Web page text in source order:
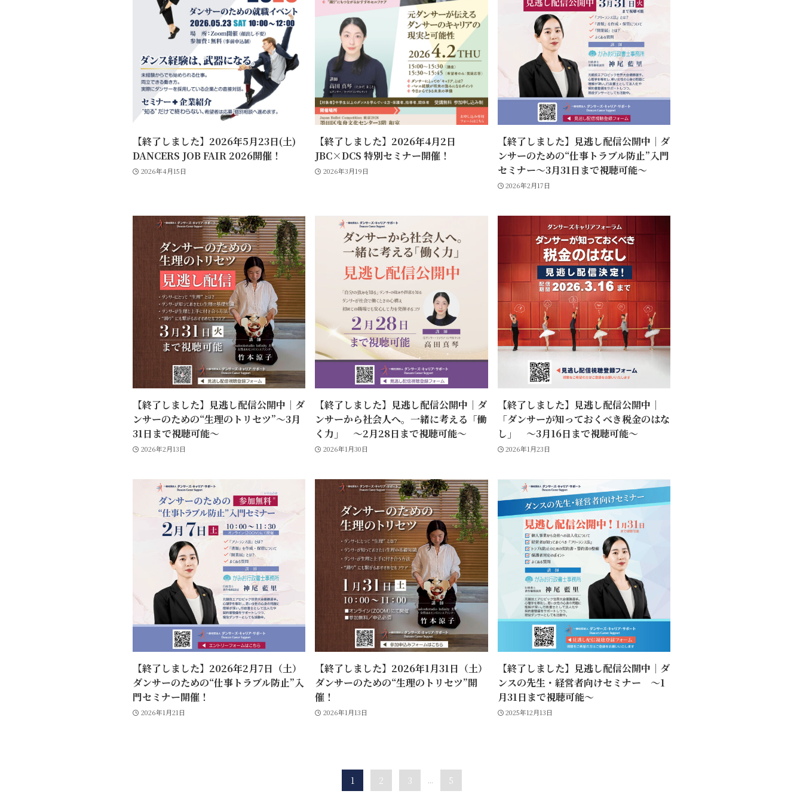
【終了しました】2026年5月23日(土)
DANCERS JOB FAIR 2026開催！
2026年4月15日
【終了しました】2026年4月2日
JBC×DCS 特別セミナー開催！
2026年3月19日
【終了しました】見逃し配信公開中｜ダ
ンサーのための“仕事トラブル防止”入門
セミナー〜3月31日まで視聴可能〜
2026年2月17日
【終了しました】見逃し配信公開中｜ダ
ンサーのための“生理のトリセツ”〜3月
31日まで視聴可能〜
2026年2月13日
【終了しました】見逃し配信公開中｜ダ
ンサーから社会人へ。一緒に考える「働
く力」 〜2月28日まで視聴可能〜
2026年1月30日
【終了しました】見逃し配信公開中｜
「ダンサーが知っておくべき税金のはな
し」 〜3月16日まで視聴可能〜
2026年1月23日
【終了しました】2026年2月7日（土）
ダンサーのための“仕事トラブル防止”入
門セミナー開催！
2026年1月21日
【終了しました】2026年1月31日（土）
ダンサーのための“生理のトリセツ”開
催！
2026年1月13日
【終了しました】見逃し配信公開中｜ダ
ンスの先生・経営者向けセミナー 〜1
月31日まで視聴可能〜
2025年12月13日
1 2 3 ... 5